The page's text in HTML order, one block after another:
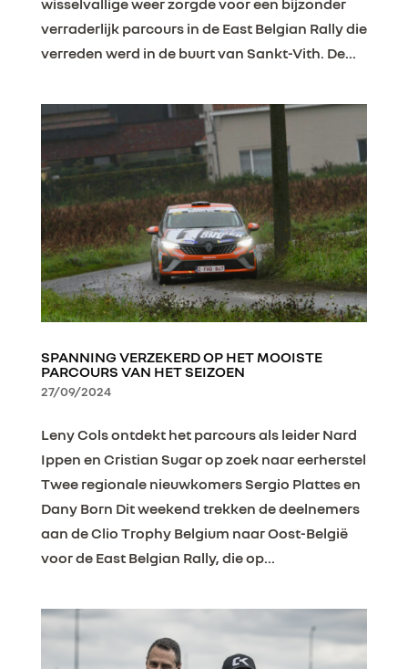
verraderlijk parcours in de East Belgian Rally die
verreden werd in de buurt van Sankt-Vith. De...
SPANNING VERZEKERD OP HET MOOISTE
PARCOURS VAN HET SEIZOEN
27/09/2024
Leny Cols ontdekt het parcours als leider Nard
Ippen en Cristian Sugar op zoek naar eerherstel
Twee regionale nieuwkomers Sergio Plattes en
Dany Born Dit weekend trekken de deelnemers
aan de Clio Trophy Belgium naar Oost-België
voor de East Belgian Rally, die op...